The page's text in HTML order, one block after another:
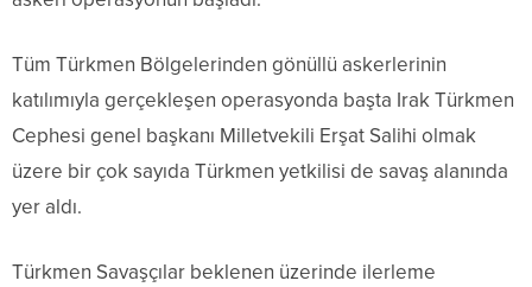
Tüm Türkmen Bölgelerinden gönüllü askerlerinin
katılımıyla gerçekleşen operasyonda başta Irak Türkmen
Cephesi genel başkanı Milletvekili Erşat Salihi olmak
üzere bir çok sayıda Türkmen yetkilisi de savaş alanında
yer aldı.
Türkmen Savaşçılar beklenen üzerinde ilerleme